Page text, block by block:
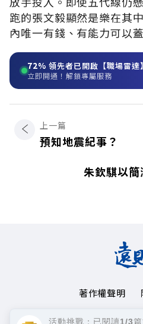
跑的張文毅顯然是樂在其
內唯一有錢、有能力可以
72% 領先者已開啟【職場雷達】
立即開通！解鎖專屬服務
上一篇
預知地震紀事？
朱欽騏以
著作權聲明
Copyright©
活動挑戰：已閱讀1/3